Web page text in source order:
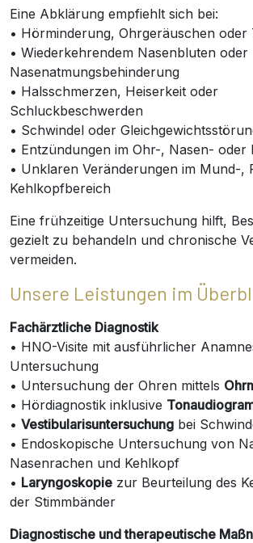
Eine Abklärung empfiehlt sich bei:
• Hörminderung, Ohrgeräuschen oder
• Wiederkehrendem Nasenbluten oder
Nasenatmungsbehinderung
• Halsschmerzen, Heiserkeit oder
Schluckbeschwerden
• Schwindel oder
• Entzündungen im Ohr-, Nasen- oder
• Unklaren Veränderungen im Mund-,
Kehlkopfbereich
Eine frühzeitige Untersuchung hilft,
gezielt zu behandeln und chronische
vermeiden.
Unsere Leistungen im
Fachärztliche Diagnostik
• HNO-Visite mit ausführlicher
Untersuchung
• Untersuchung der Ohren mittels
• Hördiagnostik inklusive
• Vestibularisuntersuchung bei
• Endoskopische Untersuchung von
Nasenrachen und Kehlkopf
• Laryngoskopie zur Beurteilung des
der Stimmbänder
Diagnostische und therapeutische